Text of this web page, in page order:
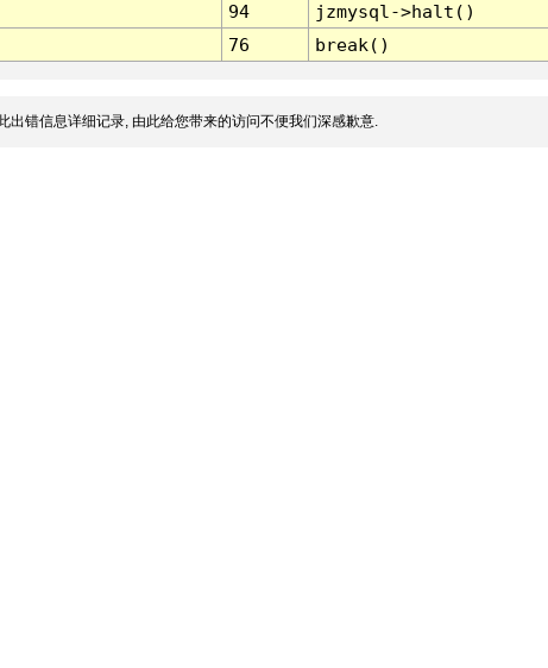
94
jzmysql->halt()
76 break()
出错信息详细记录, 由此给您带来的访问不便我们深感歉意.